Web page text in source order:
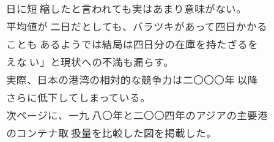
日に短 縮したと言われても実はあまり意味がない。
平均値が 二日だとしても、バラツキがあって四日かかる
ことも あるようでは結局は四日分の在庫を持たざるを
えな い」と現状への不満も漏らす。
実際、日本の港湾の相対的な競争力は二〇〇〇年 以降
さらに低下してしまっている。
次ページに、一九 八〇年と二〇〇四年のアジアの主要港
のコンテナ取 扱量を比較した図を掲載した。